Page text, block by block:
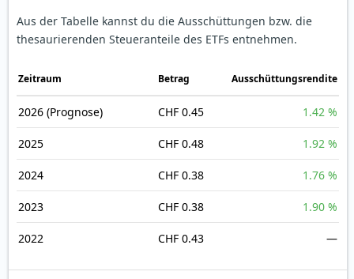
Aus der Tabelle kannst du die Ausschüttungen bzw. die
thesaurierenden Steueranteile des ETFs entnehmen.
Zeitraum Betrag Ausschüttungsrendite
2026 (Prognose) CHF 0.45 1.42 %
2025 CHF 0.48 1.92 %
2024 CHF 0.38 1.76 %
2023 CHF 0.38 1.90 %
2022 CHF 0.43 —